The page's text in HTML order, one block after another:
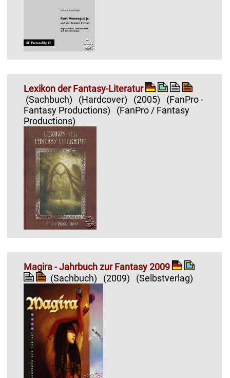
Lexikon der Fantasy-Literatur
(Sachbuch)
(Hardcover) (2005)
(FanPro -
Fantasy Productions)
(FanPro / Fantasy
Productions)
Magira - Jahrbuch zur Fantasy 2009
(Sachbuch)
(2009) (Selbstverlag)